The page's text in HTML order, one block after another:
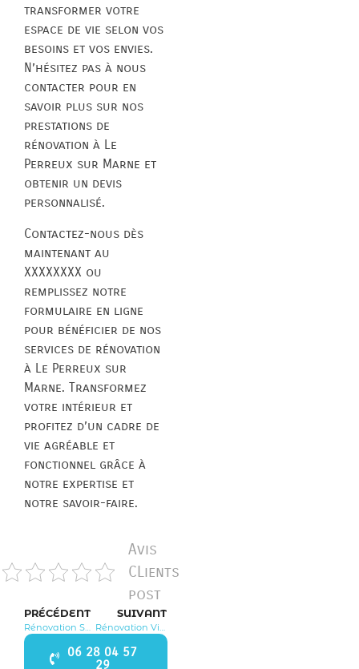
transformer votre
espace de vie selon vos
besoins et vos envies.
N’hésitez pas à nous
contacter pour en
savoir plus sur nos
prestations de
rénovation à Le
Perreux sur Marne et
obtenir un devis
personnalisé.
Contactez-nous dès
maintenant au
XXXXXXXX ou
remplissez notre
formulaire en ligne
pour bénéficier de nos
services de rénovation
à Le Perreux sur
Marne. Transformez
votre intérieur et
profitez d’un cadre de
vie agréable et
fonctionnel grâce à
notre expertise et
notre savoir-faire.
Avis
CLients
post
PRÉCÉDENT SUIVANT
06 28 04 57
29